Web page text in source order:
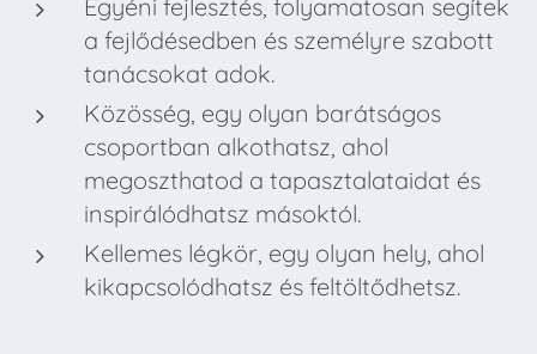
Egyéni fejlesztés, folyamatosan segítek
a fejlődésedben és személyre szabott
tanácsokat adok.
Közösség, egy olyan barátságos
csoportban alkothatsz, ahol
megoszthatod a tapasztalataidat és
inspirálódhatsz másoktól.
Kellemes légkör, egy olyan hely, ahol
kikapcsolódhatsz és feltöltődhetsz.